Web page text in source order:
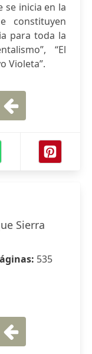
se inicia en la
constituyen
para toda la
“El
Violeta”.
Sierra
535